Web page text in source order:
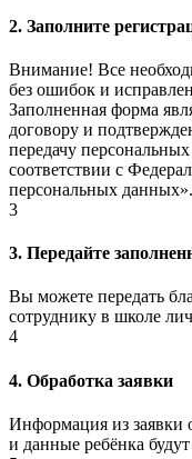
2. Заполните
Внимание! Все
без ошибок и
Заполненная форма
договору и
передачу
соответствии с
персональных данных».
3
3. Передайте
Вы можете передать
сотруднику в школе
4
4. Обработка заявки
Информация из заявки
и данные ребёнка